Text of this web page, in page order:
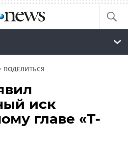
ПОДЕЛИТЬСЯ
иск
главе «Т-